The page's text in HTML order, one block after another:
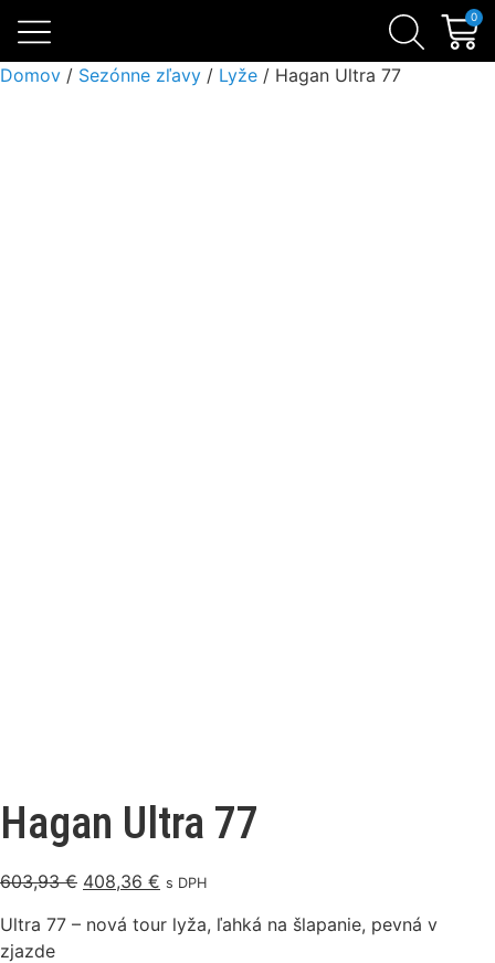
0
Domov / Sezónne zľavy / Lyže / Hagan Ultra 77
Hagan Ultra 77
603,93€ 408,36 € s DPH
Ultra 77 – nová tour lyža, ľahká na šlapanie, pevná v
zjazde